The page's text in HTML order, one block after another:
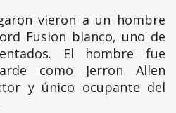
vieron a un hombre
Fusion blanco, uno de
El hombre fue
como Jerron Allen
y único ocupante del